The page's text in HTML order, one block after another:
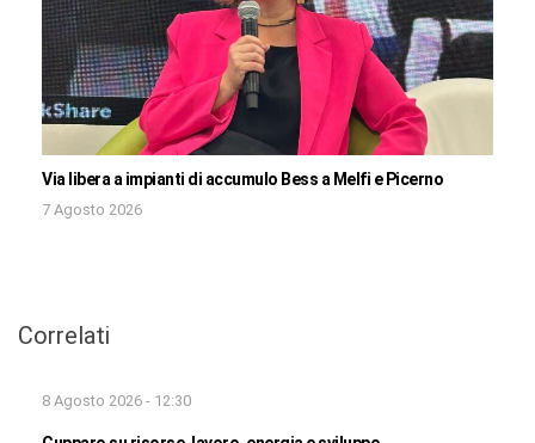
Via libera a impianti di accumulo Bess a Melfi e Picerno
7 Agosto 2026
Correlati
8 Agosto 2026 - 12:30